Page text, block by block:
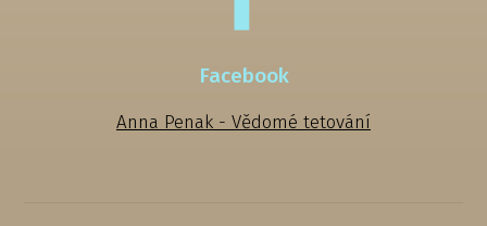
Facebook
Anna Penak - Vědomé tetování